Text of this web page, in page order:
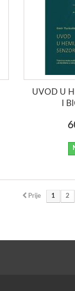
UVOD U
I
Prije 1 2